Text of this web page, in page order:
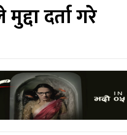
दर्ता गरे